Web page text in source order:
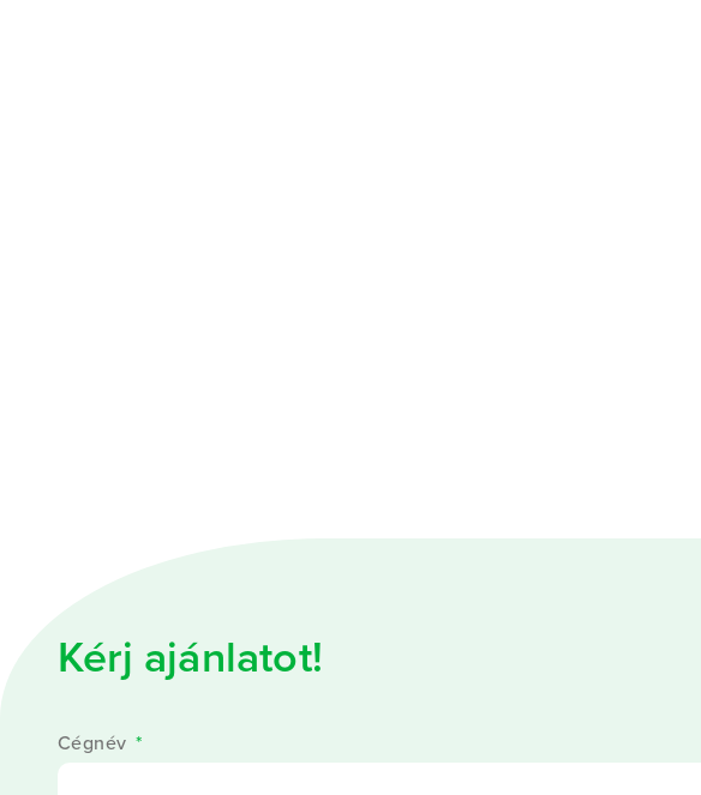
Kérj ajánlatot!
Cégnév